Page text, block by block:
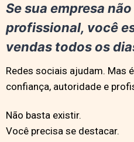
Se sua empresa
profissional, você
vendas todos os
Redes sociais ajudam. Mas
confiança, autoridade e
Não basta existir.
Você precisa se destacar.